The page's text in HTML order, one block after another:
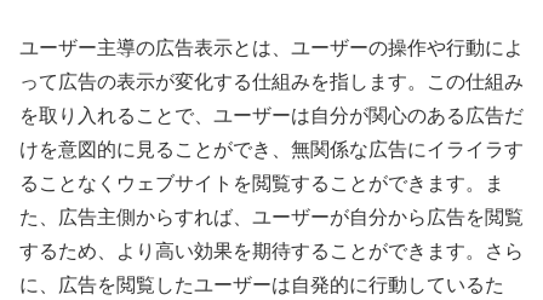
ユーザー主導の広告表示とは、ユーザーの操作や行動によ
って広告の表示が変化する仕組みを指します。この仕組み
を取り入れることで、ユーザーは自分が関心のある広告だ
けを意図的に見ることができ、無関係な広告にイライラす
ることなくウェブサイトを閲覧することができます。ま
た、広告主側からすれば、ユーザーが自分から広告を閲覧
するため、より高い効果を期待することができます。さら
に、広告を閲覧したユーザーは自発的に行動しているた